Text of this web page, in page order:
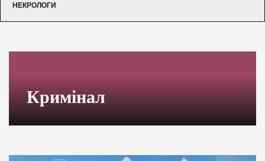
НЕКРОЛОГИ
Кримінал